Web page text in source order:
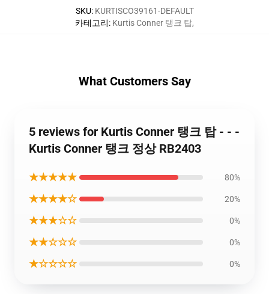
SKU: KURTISCO39161-DEFAULT
카테고리: Kurtis Conner 탱크 탑,
What Customers Say
5 reviews for Kurtis Conner 탱크 탑 - - -
Kurtis Conner 탱크 정상 RB2403
★★★★★ 80%
★★★★☆ 20%
★★★☆☆ 0%
★★☆☆☆ 0%
★☆☆☆☆ 0%